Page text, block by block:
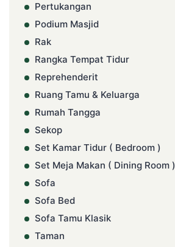
Pertukangan
Podium Masjid
Rak
Rangka Tempat Tidur
Reprehenderit
Ruang Tamu & Keluarga
Rumah Tangga
Sekop
Set Kamar Tidur ( Bedroom )
Set Meja Makan ( Dining Room )
Sofa
Sofa Bed
Sofa Tamu Klasik
Taman